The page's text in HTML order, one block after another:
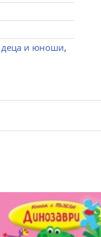
деца и юноши,